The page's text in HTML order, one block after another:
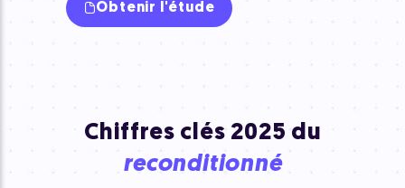
Obtenir l'étude
Chiffres clés 2025 du
reconditionné